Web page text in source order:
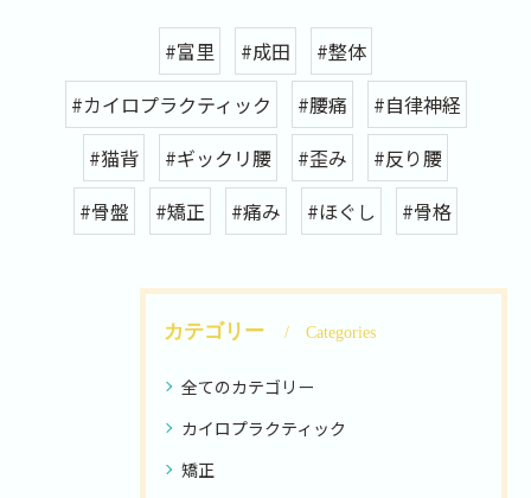
#富里 #成田
#整体
#カイロプラクティック
#腰痛
#自律神経
#猫背
#ギックリ腰 #歪み
#反り腰
#骨盤
#矯正 #痛み #ほぐし #骨格
カテゴリー Categories
全てのカテゴリー
カイロプラクティック
矯正